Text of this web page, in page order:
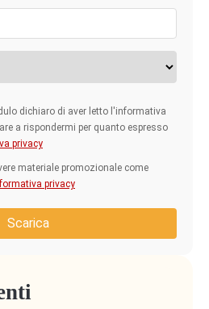
dichiaro di aver letto l'informativa
a rispondermi per quanto espresso
privacy
materiale promozionale come
privacy
Scarica